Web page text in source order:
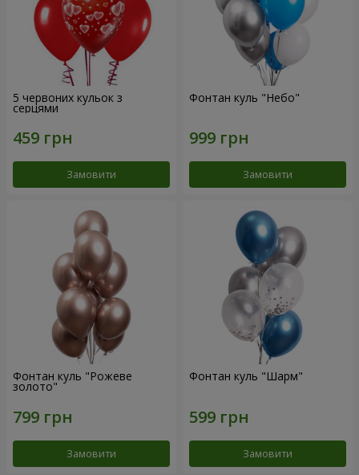
5 червоних кульок з
серцями
Замовити
Фонтан куль "Небо"
Замовити
Фонтан куль "Рожеве
золото"
Замовити
Фонтан куль "Шарм"
Замовити